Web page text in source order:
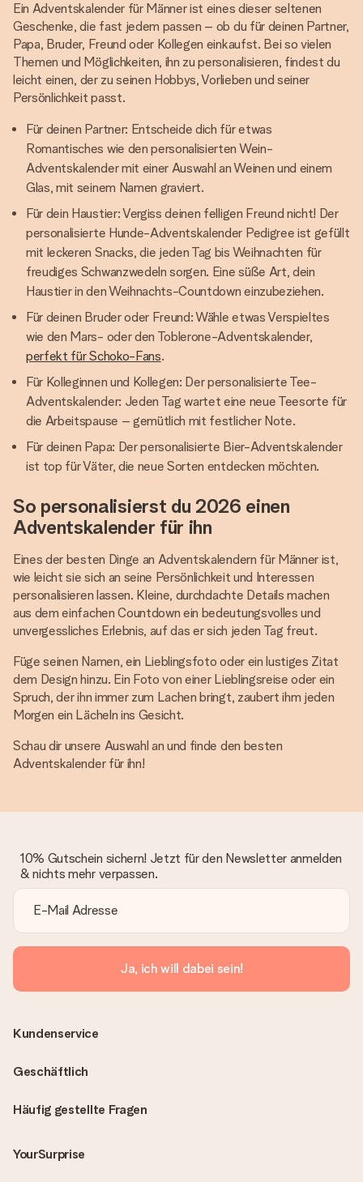
Ein Adventskalender für Männer ist eines dieser seltenen
Geschenke, die fast jedem passen – ob du für deinen Partner,
Papa, Bruder, Freund oder Kollegen einkaufst. Bei so vielen
Themen und Möglichkeiten, ihn zu personalisieren, findest du
leicht einen, der zu seinen Hobbys, Vorlieben und seiner
Persönlichkeit passt.
Für deinen Partner: Entscheide dich für etwas
Romantisches wie den personalisierten Wein-
Adventskalender mit einer Auswahl an Weinen und einem
Glas, mit seinem Namen graviert.
Für dein Haustier: Vergiss deinen felligen Freund nicht! Der
personalisierte Hunde-Adventskalender Pedigree ist gefüllt
mit leckeren Snacks, die jeden Tag bis Weihnachten für
freudiges Schwanzwedeln sorgen. Eine süße Art, dein
Haustier in den Weihnachts-Countdown einzubeziehen.
Für deinen Bruder oder Freund: Wähle etwas Verspieltes
wie den Mars- oder den Toblerone-Adventskalender,
perfekt für Schoko-Fans.
Für Kolleginnen und Kollegen: Der personalisierte Tee-
Adventskalender: Jeden Tag wartet eine neue Teesorte für
die Arbeitspause – gemütlich mit festlicher Note.
Für deinen Papa: Der personalisierte Bier-Adventskalender
ist top für Väter, die neue Sorten entdecken möchten.
So personalisierst du 2026 einen
Adventskalender für ihn
Eines der besten Dinge an Adventskalendern für Männer ist,
wie leicht sie sich an seine Persönlichkeit und Interessen
personalisieren lassen. Kleine, durchdachte Details machen
aus dem einfachen Countdown ein bedeutungsvolles und
unvergessliches Erlebnis, auf das er sich jeden Tag freut.
Füge seinen Namen, ein Lieblingsfoto oder ein lustiges Zitat
dem Design hinzu. Ein Foto von einer Lieblingsreise oder ein
Spruch, der ihn immer zum Lachen bringt, zaubert ihm jeden
Morgen ein Lächeln ins Gesicht.
Schau dir unsere Auswahl an und finde den besten
Adventskalender für ihn!
10% Gutschein sichern! Jetzt für den Newsletter anmelden
& nichts mehr verpassen.
Ja, ich will dabei sein!
Häufig gestellte Fragen
YourSurprise
Kundenservice
Geschäftlich